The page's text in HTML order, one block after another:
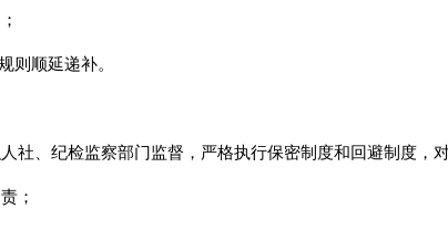
则顺延递补。
社、纪检监察部门监督，严格执行保密制度和回避制度，
；